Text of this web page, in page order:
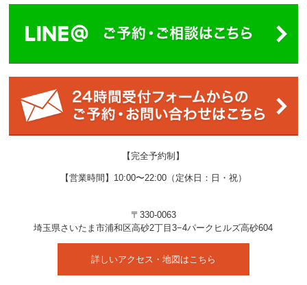
【完全予約制】
【営業時間】10:00〜22:00（定休日：日・祝）
〒330-0063
埼玉県さいたま市浦和区高砂2丁目3−4パークヒルズ高砂604
詳しいアクセス・地図はこちら